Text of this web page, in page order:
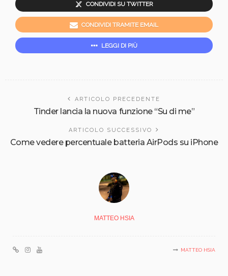
CONDIVIDI SU TWITTER
CONDIVIDI TRAMITE EMAIL
LEGGI DI PIÙ
ARTICOLO PRECEDENTE
Tinder lancia la nuova funzione “Su di me”
ARTICOLO SUCCESSIVO
Come vedere percentuale batteria AirPods su iPhone
MATTEO HSIA
MATTEO HSIA